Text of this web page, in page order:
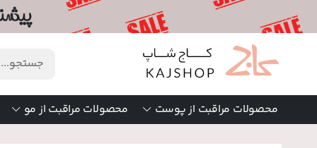
محصولات مراقبت از پوست محصولات مراقبت از مو